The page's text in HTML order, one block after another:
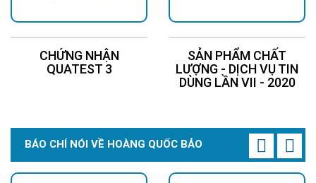
CHỨNG NHẬN
QUATEST 3
SẢN PHẨM CHẤT
LƯỢNG - DỊCH VỤ TIN
DÙNG LẦN VII - 2020
BÁO CHÍ NÓI VỀ HOÀNG QUỐC BẢO